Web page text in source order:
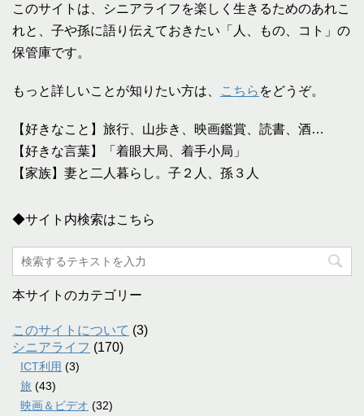
このサイトは、シニアライフを楽しく生きるためのあれこ
れと、子や孫に語り伝えておきたい「人、もの、コト」の
保管庫です。
もっと詳しいことが知りたい方は、 こちら をどうぞ。
【好きなこと】旅行、山歩き、映画鑑賞、読書、酒…
【好きな言葉】「着眼大局、着手小局」
【家族】妻と二人暮らし。子２人、孫３人
◆サイト内検索はこちら
本サイトのカテゴリー
このサイトについて (3)
シニアライフ (170)
ICT利用 (3)
旅 (43)
映画＆ビデオ (32)